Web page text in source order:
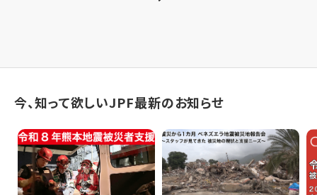
今、知って欲しいJPF最新のお知らせ